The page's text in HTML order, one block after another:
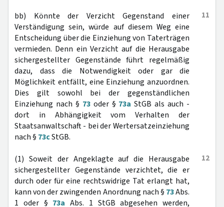
11
bb) Könnte der Verzicht Gegenstand einer
Verständigung sein, würde auf diesem Weg eine
Entscheidung über die Einziehung von Taterträgen
vermieden. Denn ein Verzicht auf die Herausgabe
sichergestellter Gegenstände führt regelmäßig
dazu, dass die Notwendigkeit oder gar die
Möglichkeit entfällt, eine Einziehung anzuordnen.
Dies gilt sowohl bei der gegenständlichen
Einziehung nach § 73oder § 73a StGB als auch -
dort in Abhängigkeit vom Verhalten der
Staatsanwaltschaft - bei der Wertersatzeinziehung
nach § 73cStGB.
12
(1) Soweit der Angeklagte auf die Herausgabe
sichergestellter Gegenstände verzichtet, die er
durch oder für eine rechtswidrige Tat erlangt hat,
kann von der zwingenden Anordnung nach § 73Abs.
1 oder § 73a Abs. 1 StGB abgesehen werden,